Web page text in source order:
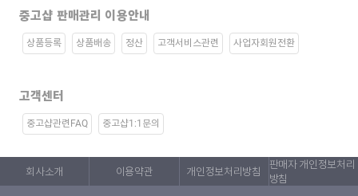
중고샵 판매관리 이용안내
상품등록 상품배송 정산 고객서비스관련 사업자회원전환
고객센터
중고샵관련FAQ 중고샵1:1문의
회사소개 이용약관 개인정보처리방침
판매자 개인정보처리
방침